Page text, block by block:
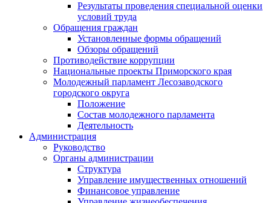
Результаты проведения специальной оценки
условий труда
Обращения граждан
Установленные формы обращений
Обзоры обращений
Противодействие коррупции
Национальные проекты Приморского края
Молодежный парламент Лесозаводского
городского округа
Положение
Состав молодежного парламента
Деятельность
Администрация
Руководство
Органы администрации
Структура
Управление имущественных отношений
Финансовое управление